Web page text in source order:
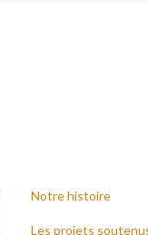
Notre histoire
Les projets